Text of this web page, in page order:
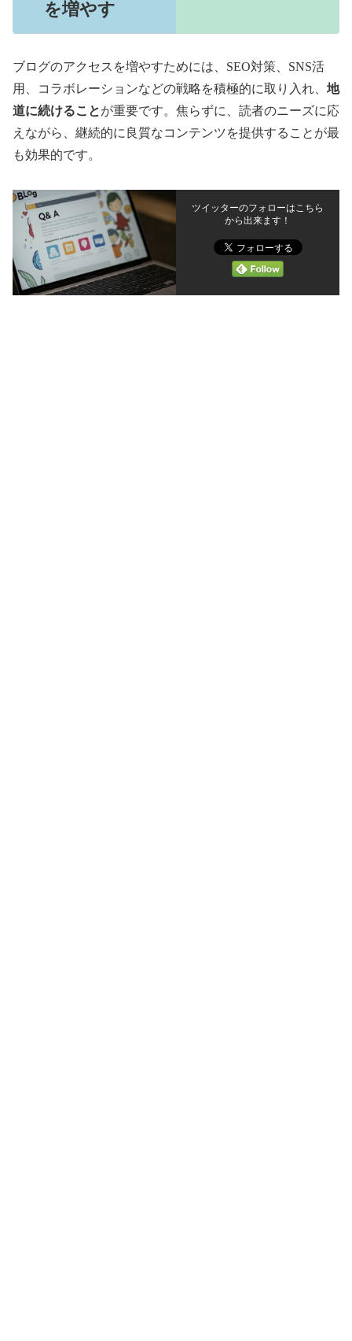
を増やす
ブログのアクセスを増やすためには、SEO対策、SNS活
用、コラボレーションなどの戦略を積極的に取り入れ、 地
道に続けることが重要です。焦らずに、読者のニーズに応
えながら、継続的に良質なコンテンツを提供することが最
も効果的です。
ツイッターのフォローはこちら
から出来ます！